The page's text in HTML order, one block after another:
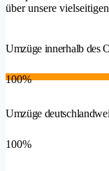
über unsere
Umzüge innerhalb des
100%
Umzüge
100%